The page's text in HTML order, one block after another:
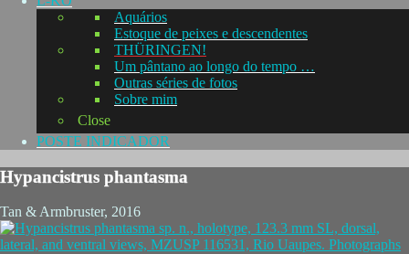
Aquários
Estoque de peixes e descendentes
THÜRINGEN!
Um pântano ao longo do tempo …
Outras séries de fotos
Sobre mim
Close
POSTE INDICADOR
Hypancistrus phantasma
Tan & Armbruster, 2016